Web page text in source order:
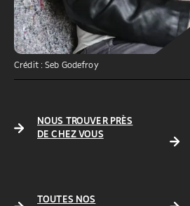
Crédit : Seb Godefroy
NOUS TROUVER PRÈS
DE CHEZ VOUS
TOUTES NOS